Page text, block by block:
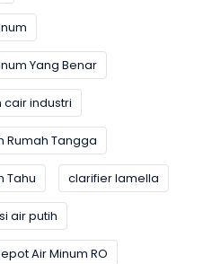
Yang Benar
industri
Rumah Tangga
Tahu clarifier lamella
air putih
Air Minum RO